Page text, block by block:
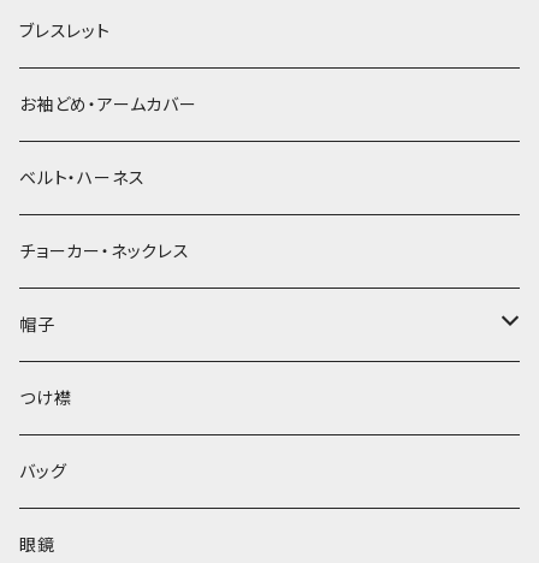
ブレスレット
お袖どめ・アームカバー
ベルト・ハーネス
チョーカー・ネックレス
帽子
ベレー帽
つけ襟
バッグ
眼鏡